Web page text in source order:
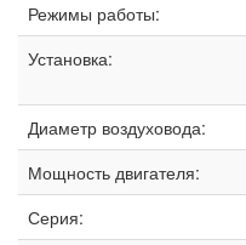
Режимы работы:
Установка:
Диаметр воздуховода:
Мощность двигателя:
Серия: